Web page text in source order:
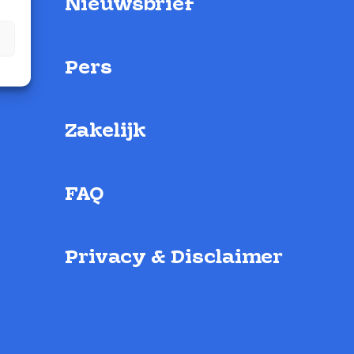
Nieuwsbrief
Pers
Zakelijk
FAQ
Privacy & Disclaimer